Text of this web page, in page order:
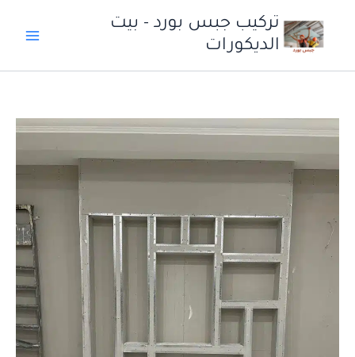
المحتوى
تركيب جبس بورد - بيت
الديكورات